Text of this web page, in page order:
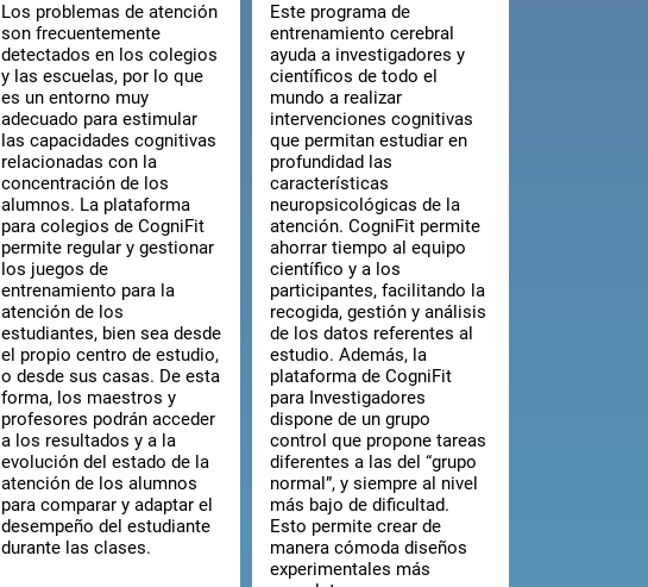
Los problemas de atención
son frecuentemente
detectados en los colegios
y las escuelas, por lo que
es un entorno muy
adecuado para estimular
las capacidades cognitivas
relacionadas con la
concentración de los
alumnos. La plataforma
para colegios de CogniFit
permite regular y gestionar
los juegos de
entrenamiento para la
atención de los
estudiantes, bien sea desde
el propio centro de estudio,
o desde sus casas. De esta
forma, los maestros y
profesores podrán acceder
a los resultados y a la
evolución del estado de la
atención de los alumnos
para comparar y adaptar el
desempeño del estudiante
durante las clases.
Este programa de
entrenamiento cerebral
ayuda a investigadores y
científicos de todo el
mundo a realizar
intervenciones cognitivas
que permitan estudiar en
profundidad las
características
neuropsicológicas de la
atención. CogniFit permite
ahorrar tiempo al equipo
científico y a los
participantes, facilitando la
recogida, gestión y análisis
de los datos referentes al
estudio. Además, la
plataforma de CogniFit
para Investigadores
dispone de un grupo
control que propone tareas
diferentes a las del “grupo
normal”, y siempre al nivel
más bajo de dificultad.
Esto permite crear de
manera cómoda diseños
experimentales más